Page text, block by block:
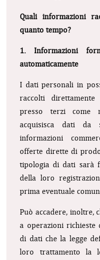
Quali informazioni
quanto tempo?
1. Informazioni
automaticamente
I dati personali in
raccolti
presso terzi come
acquisisca dati
informazioni
offerte dirette di
tipologia di dati sarà
della loro
prima eventuale
Può accadere, inoltre,
a operazioni richieste
di dati che la legge
loro trattamento la